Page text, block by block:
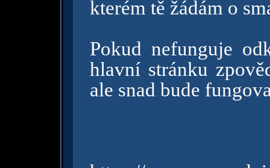
kterém tě žádám o
Pokud nefunguje
hlavní stránku
ale snad bude